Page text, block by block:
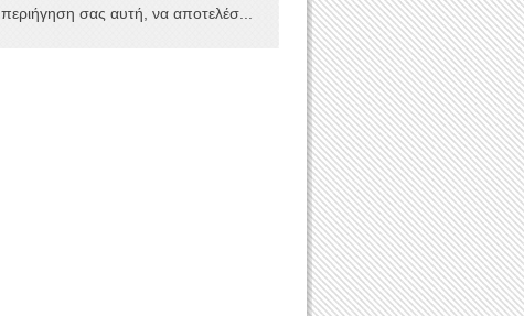
περιήγηση σας αυτή, να αποτελέσ...